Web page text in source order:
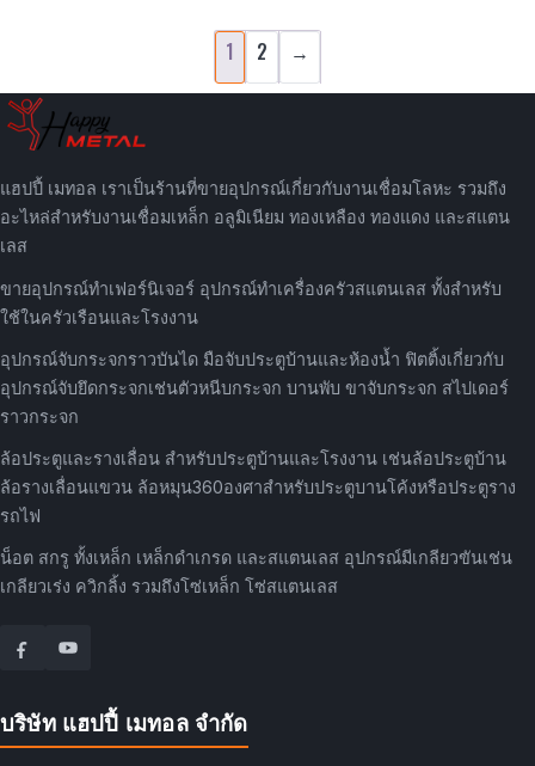
1 2 →
แฮปปี้ เมทอล เราเป็นร้านที่ขายอุปกรณ์เกี่ยวกับงานเชื่อมโลหะ รวมถึง
อะไหล่สำหรับงานเชื่อมเหล็ก อลูมิเนียม ทองเหลือง ทองแดง และสแตน
เลส
ขายอุปกรณ์ทำเฟอร์นิเจอร์ อุปกรณ์ทำเครื่องครัวสแตนเลส ทั้งสำหรับ
ใช้ในครัวเรือนและโรงงาน
อุปกรณ์จับกระจกราวบันได มือจับประตูบ้านและห้องน้ำ ฟิตติ้งเกี่ยวกับ
อุปกรณ์จับยึดกระจกเช่นตัวหนีบกระจก บานพับ ขาจับกระจก สไปเดอร์
ราวกระจก
ล้อประตูและรางเลื่อน สำหรับประตูบ้านและโรงงาน เช่นล้อประตูบ้าน
ล้อรางเลื่อนแขวน ล้อหมุน360องศาสำหรับประตูบานโค้งหรือประตูราง
รถไฟ
น็อต สกรู ทั้งเหล็ก เหล็กดำเกรด และสแตนเลส อุปกรณ์มีเกลียวขันเช่น
เกลียวเร่ง ควิกลิ้ง รวมถึงโซ่เหล็ก โซ่สแตนเลส
บริษัท แฮปปี้ เมทอล จำกัด